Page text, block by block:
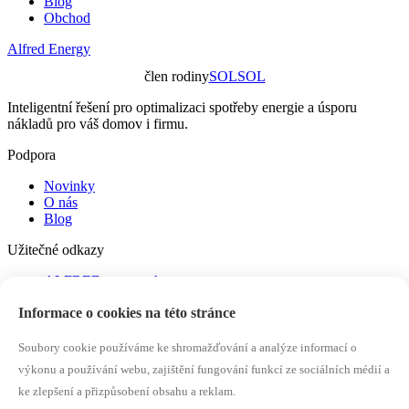
Informace o cookies na této stránce
Soubory cookie používáme ke shromažďování a analýze informací o
výkonu a používání webu, zajištění fungování funkcí ze sociálních médií a
ke zlepšení a přizpůsobení obsahu a reklam.
Obchod
Alfred Energy
člen rodinySOLSOL
Inteligentní řešení pro optimalizaci spotřeby energie a úsporu
nákladů pro váš domov i firmu.
Podpora
Novinky
O nás
Blog
Užitečné odkazy
ALFRED.energy shop
SOLSOL